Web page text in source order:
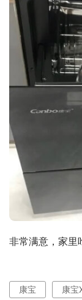
非常满意，家里
康宝 康宝